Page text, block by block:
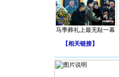
马季葬礼上最无耻一幕
【相关链接】